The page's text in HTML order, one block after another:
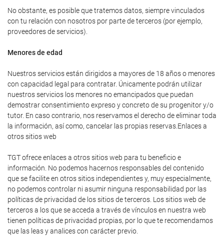
No obstante, es posible que tratemos datos, siempre vinculados
con tu relación con nosotros por parte de terceros (por ejemplo,
proveedores de servicios).
Menores de edad
Nuestros servicios están dirigidos a mayores de 18 años o menores
con capacidad legal para contratar. Únicamente podrán utilizar
nuestros servicios los menores no emancipados que puedan
demostrar consentimiento expreso y concreto de su progenitor y/o
tutor. En caso contrario, nos reservamos el derecho de eliminar toda
la información, así como, cancelar las propias reservas.Enlaces a
otros sitios web
TGT ofrece enlaces a otros sitios web para tu beneficio e
información. No podemos hacernos responsables del contenido
que se facilite en otros sitios independientes y, muy especialmente,
no podemos controlar ni asumir ninguna responsabilidad por las
políticas de privacidad de los sitios de terceros. Los sitios web de
terceros a los que se acceda a través de vínculos en nuestra web
tienen políticas de privacidad propias, por lo que te recomendamos
que las leas y analices con carácter previo.